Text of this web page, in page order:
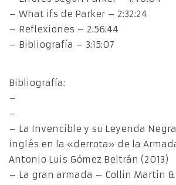
– What ifs de Parker – 2:32:24
– Reflexiones – 2:56:44
– Bibliografía – 3:15:07
Bibliografía:
–
–
– La Invencible y su Leyenda
inglés en la «derrota» de la
Antonio Luis Gómez Beltrán (2013)
– La gran armada – Collin Martin